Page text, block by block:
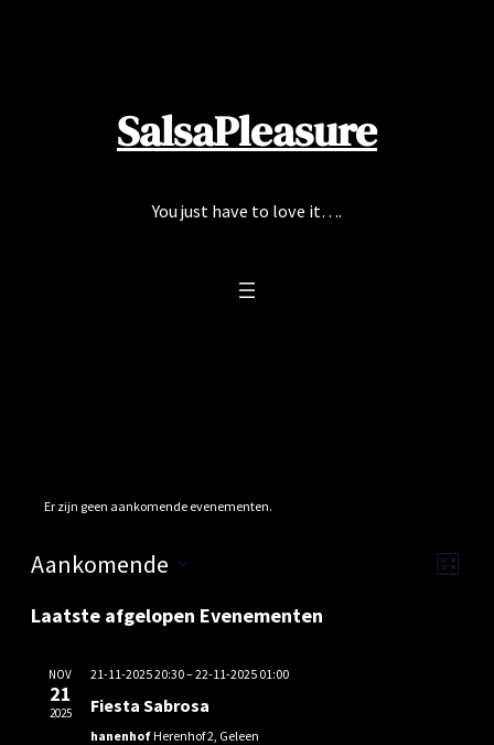
SalsaPleasure
You just have to love it….
Er zijn geen aankomende evenementen.
Lijst
Aankomende
een
Laatste afgelopen Evenementen
NOV
21
2025
21-11-2025 20:30–22-11-2025 01:00
Fiesta Sabrosa
hanenhofHerenhof 2, Geleen